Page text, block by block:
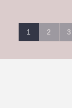
1 2 3